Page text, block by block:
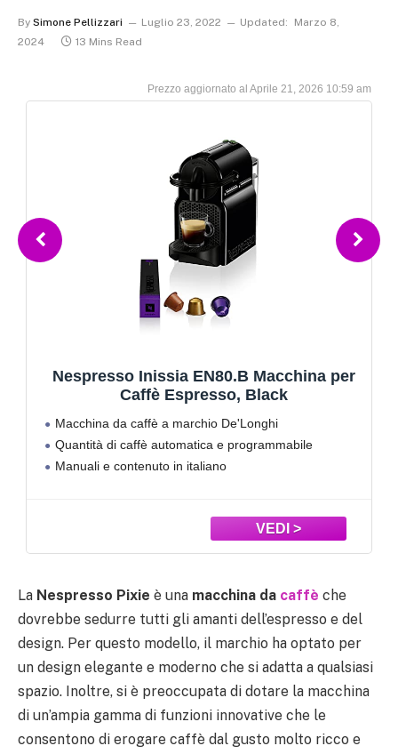
By Simone Pellizzari Luglio 23, 2022 Updated:
Marzo 8,
2024
13 Mins Read
Aprile 21, 2026 10:59 am
per
Nespresso MACCHINA INISSIA
CAPSULE – Inissia EN80B
Selezione Ispirazione Italiana,
Linea Original
Macchina per Caffè con sistema Nespresso
Line e pompa ad alta pressione (19 bar)
2 lunghezze in tazza programmabili in base
Selezione da 100 capsule
La Nespresso Pixie è una macchina da caffè che
dovrebbe sedurre tutti gli amanti dell’espresso e del
design. Per questo modello, il marchio ha optato per
un design elegante e moderno che si adatta a qualsiasi
spazio. Inoltre, si è preoccupata di dotare la macchina
di un’ampia gamma di funzioni innovative che le
consentono di erogare caffè dal gusto molto ricco e